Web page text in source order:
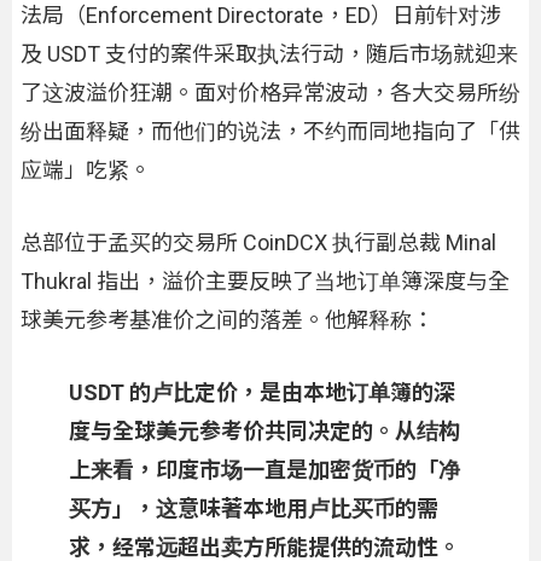
法局（Enforcement Directorate，ED）日前针对涉
及 USDT 支付的案件采取执法行动，随后市场就迎来
了这波溢价狂潮。面对价格异常波动，各大交易所纷
纷出面释疑，而他们的说法，不约而同地指向了「供
应端」吃紧。
总部位于孟买的交易所 CoinDCX 执行副总裁 Minal
Thukral 指出，溢价主要反映了当地订单簿深度与全
球美元参考基准价之间的落差。他解释称：
USDT 的卢比定价，是由本地订单簿的深
度与全球美元参考价共同决定的。从结构
上来看，印度市场一直是加密货币的「净
买方」，这意味著本地用卢比买币的需
求，经常远超出卖方所能提供的流动性。